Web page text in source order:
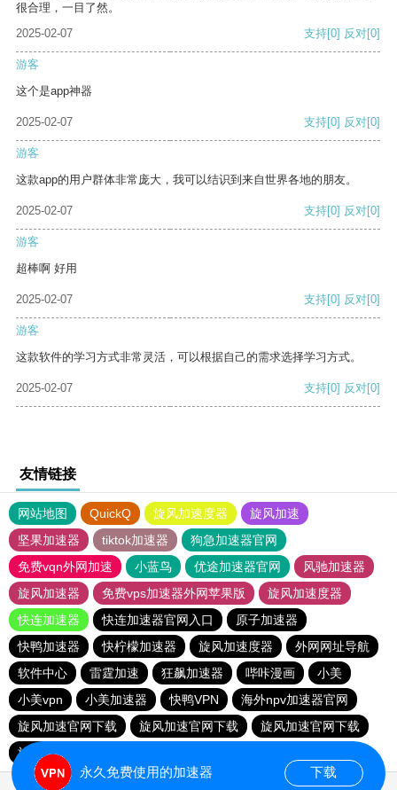
很合理，一目了然。
2025-02-07
支持[0] 反对[0]
游客
这个是app神器
2025-02-07 支持[0] 反对[0]
游客
这款app的用户群体非常庞大，我可以结识到来自世界各地的朋友。
2025-02-07 支持[0] 反对[0]
游客
超棒啊 好用
2025-02-07 支持[0] 反对[0]
游客
这款软件的学习方式非常灵活，可以根据自己的需求选择学习方式。
2025-02-07 支持[0] 反对[0]
友情链接
网站地图 QuickQ 旋风加速度器
旋风加速
坚果加速器
tiktok加速器
狗急加速器官网
免费vqn外网加速
小蓝鸟 优途加速器官网
风驰加速器
旋风加速器
免费vps加速器外网苹果版
旋风加速度器
快连加速器
快连加速器官网入口
原子加速器
快鸭加速器
快柠檬加速器 旋风加速度器
外网网址导航
软件中心
雷霆加速 狂飙加速器 哔咔漫画
小美
小美vpn
小美加速器 快鸭VPN
海外npv加速器官网
旋风加速官网下载
旋风加速官网下载
旋风加速官网下载
旋风加速官网下载
永久免费使用的加速器 下载